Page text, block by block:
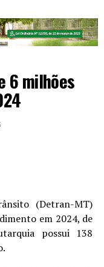
6 milhões
(Detran-MT)
em 2024, de
possui 138